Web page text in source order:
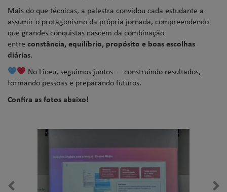
Mais do que técnicas, a palestra convidou cada estudante a
assumir o protagonismo da própria jornada, compreendendo
que grandes conquistas nascem da combinação
entre constância, equilíbrio, propósito e boas escolhas
diárias.
No Liceu, seguimos juntos — construindo resultados,
formando pessoas e preparando futuros.
Confira as fotos abaixo!